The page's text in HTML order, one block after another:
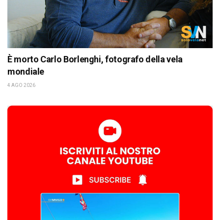
È morto Carlo Borlenghi, fotografo della vela
mondiale
4 AGO 2026